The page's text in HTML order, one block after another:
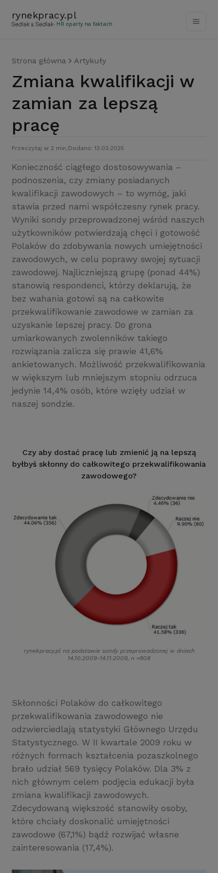
rynekpracy.pl
- HR oparty na faktach
Strona główna Artykuły
Zmiana kwalifikacji w
zamian za lepszą
pracę
Przeczytaj w 2 min. Dodano: 13.03.2025
Konieczność ciągłego dostosowywania –
podnoszenia, czy zmiany posiadanych
kwalifikacji zawodowych – to wymóg, jaki
stawia przed nami współczesny rynek pracy.
Wyniki sondy przeprowadzonej wśród naszych
użytkowników potwierdzają chęci i gotowość
Polaków do zdobywania nowych umiejętności
zawodowych, w celu poprawy swojej sytuacji
zawodowej. Najliczniejszą grupę (ponad 44%)
stanowią respondenci, którzy deklarują, że
bez wahania gotowi są na całkowite
przekwalifikowanie zawodowe w zamian za
uzyskanie lepszej pracy. Do grona
umiarkowanych zwolenników takiego
rozwiązania zalicza się prawie 41,6%
ankietowanych. Możliwość przekwalifikowania
w większym lub mniejszym stopniu odrzuca
jedynie 14,4% osób, które wzięły udział w
naszej sondzie.
Czy aby dostać pracę lub zmienić ją na lepszą
byłbyś skłonny do całkowitego przekwalifikowania
zawodowego?
rynekpracy.pl na podstawie sondy przeprowadzonej w dniach
14.10.2009-14.11.2009, n =808
Skłonności Polaków do całkowitego
przekwalifikowania zawodowego nie
odzwierciedlają statystyki Głównego Urzędu
Statystycznego. W II kwartale 2009 roku w
różnych formach kształcenia pozaszkolnego
brało udział 569 tysięcy Polaków. Dla 3% z
nich głównym celem podjęcia edukacji była
zmiana kwalifikacji zawodowych.
Zdecydowaną większość stanowiły osoby,
które chciały doskonalić umiejętności
zawodowe (67,1%) bądź rozwijać własne
zainteresowania (17,4%).